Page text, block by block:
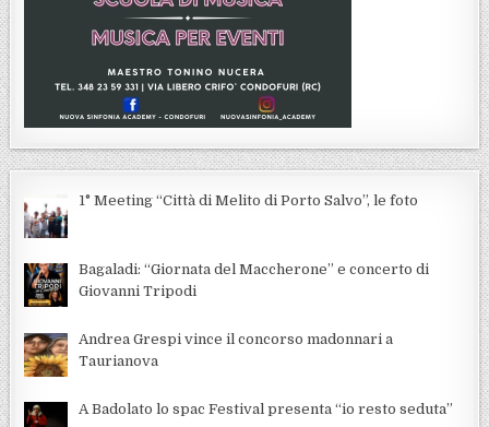
1° Meeting “Città di Melito di Porto Salvo”, le foto
Bagaladi: “Giornata del Maccherone” e concerto di
Giovanni Tripodi
Andrea Grespi vince il concorso madonnari a
Taurianova
A Badolato lo spac Festival presenta “io resto seduta”